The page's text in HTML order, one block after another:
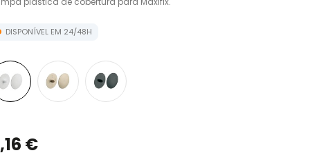
DISPONÍVEL EM 24/48H
€